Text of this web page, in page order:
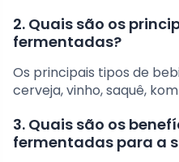
2. Quais são os
fermentadas?
Os principais tipos de
cerveja, vinho, saquê,
3. Quais são os
fermentadas para a